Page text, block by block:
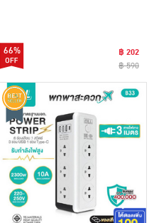
66%
฿ 202
฿ 590